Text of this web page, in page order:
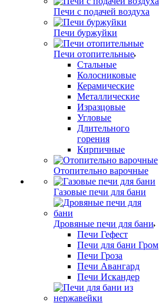
Печи с подачей воздуха
Печи буржуйки
Печи отопительные
Стальные
Колосниковые
Керамические
Металлические
Изразцовые
Угловые
Длительного
горения
Кирпичные
Отопительно варочные
Газовые печи для бани
Дровяные печи для бани
Печи Гефест
Печи для бани Гром
Печи Гроза
Печи Авангард
Печи Искандер